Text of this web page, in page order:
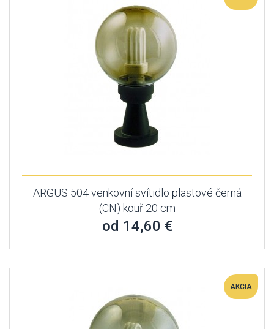
ARGUS 504 venkovní svítidlo plastové černá
(CN) kouř 20 cm
od 14,60 €
AKCIA